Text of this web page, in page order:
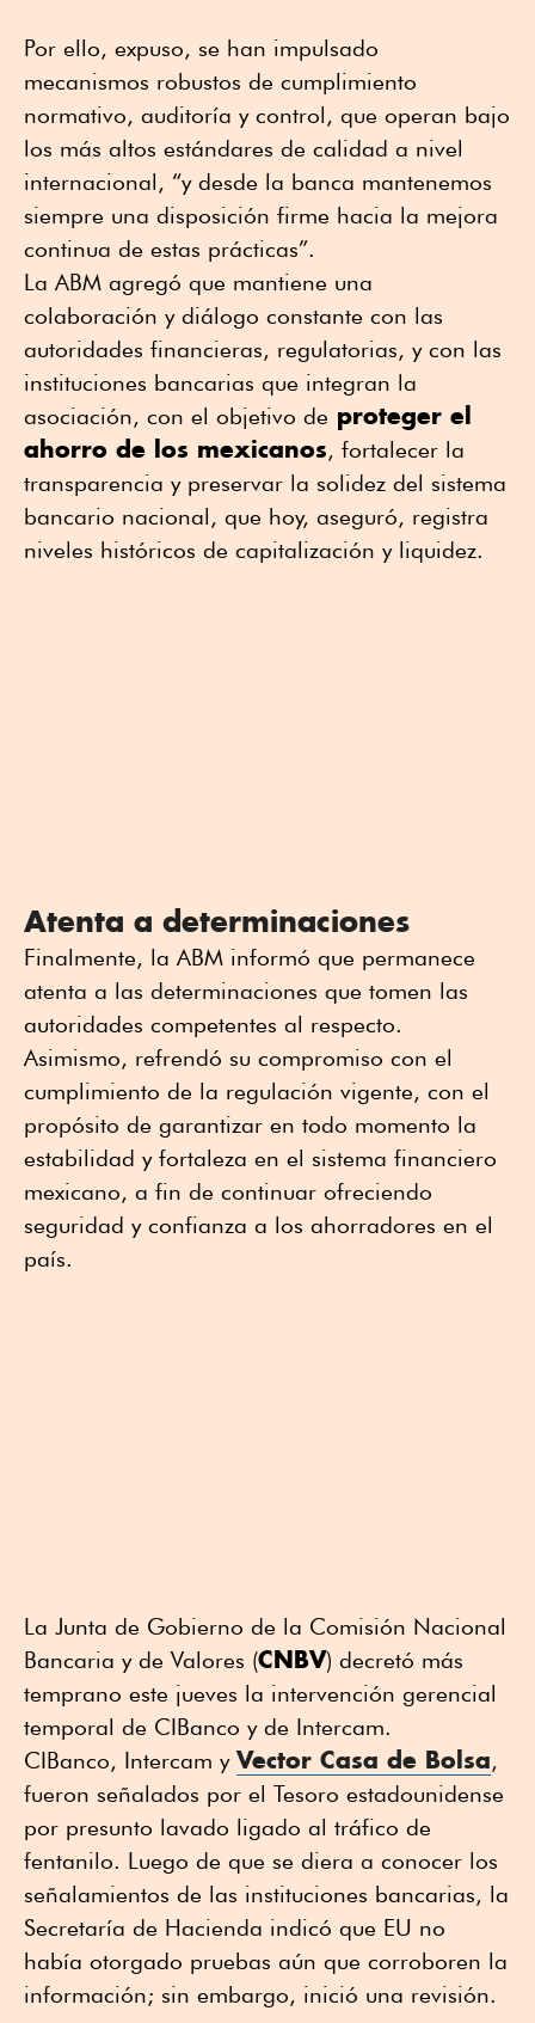
Por ello, expuso, se han impulsado
mecanismos robustos de cumplimiento
normativo, auditoría y control, que operan bajo
los más altos estándares de calidad a nivel
internacional, “y desde la banca mantenemos
siempre una disposición firme hacia la mejora
continua de estas prácticas”.
La ABM agregó que mantiene una
colaboración y diálogo constante con las
autoridades financieras, regulatorias, y con las
instituciones bancarias que integran la
asociación, con el objetivo de proteger el
ahorro de los mexicanos, fortalecer la
transparencia y preservar la solidez del sistema
bancario nacional, que hoy, aseguró, registra
niveles históricos de capitalización y liquidez.
Atenta a determinaciones
Finalmente, la ABM informó que permanece
atenta a las determinaciones que tomen las
autoridades competentes al respecto.
Asimismo, refrendó su compromiso con el
cumplimiento de la regulación vigente, con el
propósito de garantizar en todo momento la
estabilidad y fortaleza en el sistema financiero
mexicano, a fin de continuar ofreciendo
seguridad y confianza a los ahorradores en el
país.
La Junta de Gobierno de la Comisión Nacional
Bancaria y de Valores (CNBV) decretó más
temprano este jueves la intervención gerencial
temporal de CIBanco y de Intercam.
CIBanco, Intercam y Vector Casa de Bolsa,
fueron señalados por el Tesoro estadounidense
por presunto lavado ligado al tráfico de
fentanilo. Luego de que se diera a conocer los
señalamientos de las instituciones bancarias, la
Secretaría de Hacienda indicó que EU no
había otorgado pruebas aún que corroboren la
información; sin embargo, inició una revisión.